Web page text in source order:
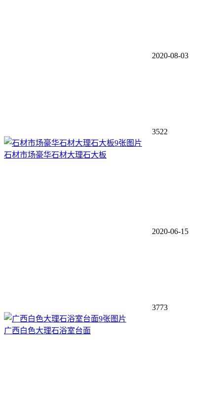
2020-08-03
3522
9张图片
石材市场豪华石材大理石大板
2020-06-15
3773
9张图片
广西白色大理石浴室台面